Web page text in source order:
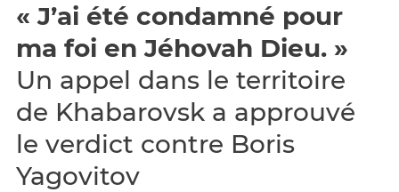
« J’ai été condamné pour
ma foi en Jéhovah Dieu. »
Un appel dans le territoire
de Khabarovsk a approuvé
le verdict contre Boris
Yagovitov